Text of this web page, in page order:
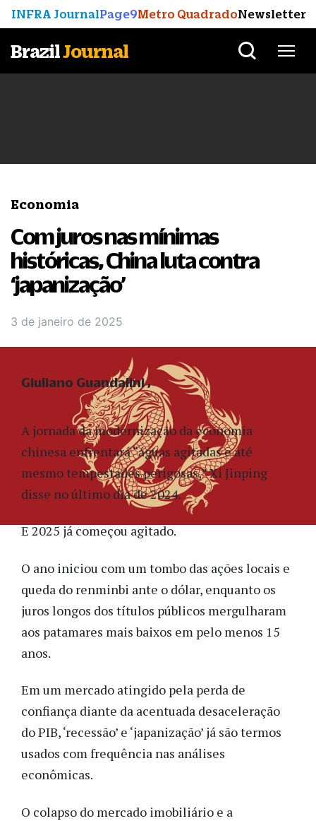
INFRA JournalPage9Metro QuadradoNewsletter
BrazilJournal
Economia
Com juros nas mínimas
históricas, China luta contra
‘japanização’
3 de janeiro de 2025
A jornada da modernização da economia
chinesa enfrentará “águas agitadas e até
mesmo tempestades perigosas,” Xi Jinping
disse no último dia de 2024.
E 2025 já começou agitado.
O ano iniciou com um tombo das ações locais e
queda do renminbi ante o dólar, enquanto os
juros longos dos títulos públicos mergulharam
aos patamares mais baixos em pelo menos 15
anos.
Em um mercado atingido pela perda de
confiança diante da acentuada desaceleração
do PIB, ‘recessão’ e ‘japanização’ já são termos
usados com frequência nas análises
econômicas.
O colapso do mercado imobiliário e a
Giuliano Guandalini